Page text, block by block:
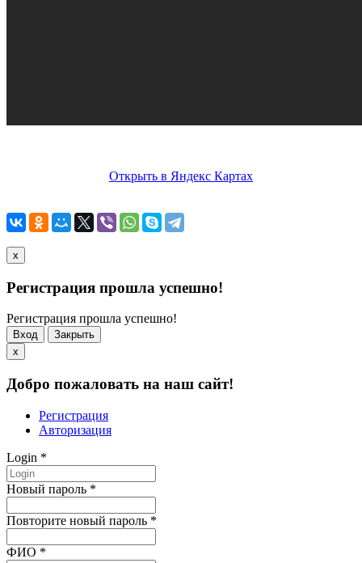
Открыть в Яндекс Картах
x
Регистрация прошла успешно!
Регистрация прошла успешно!
Вход
Закрыть
x
Добро пожаловать на наш сайт!
Регистрация
Авторизация
Login *
Новый пароль *
Повторите новый пароль *
ФИО *